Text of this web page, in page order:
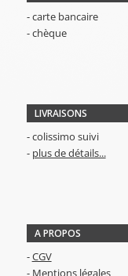
- carte bancaire
- chèque
LIVRAISONS
- colissimo suivi
- plus de détails...
A PROPOS
-CGV
- Mentions légales